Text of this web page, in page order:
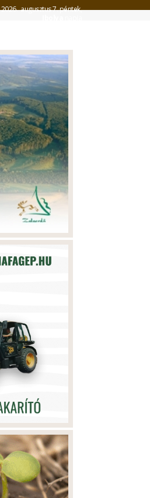
2026. augusztus 7. péntek,